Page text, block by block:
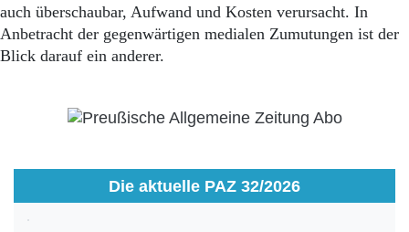
auch überschaubar, Aufwand und Kosten verursacht. In
Anbetracht der gegenwärtigen medialen Zumutungen ist der
Blick darauf ein anderer.
Die aktuelle PAZ 32/2026